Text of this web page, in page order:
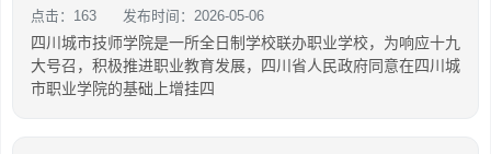
点击：163 发布时间：2026-05-06
四川城市技师学院是一所全日制学校联办职业学校，为响应十九
大号召，积极推进职业教育发展，四川省人民政府同意在四川城
市职业学院的基础上增挂四